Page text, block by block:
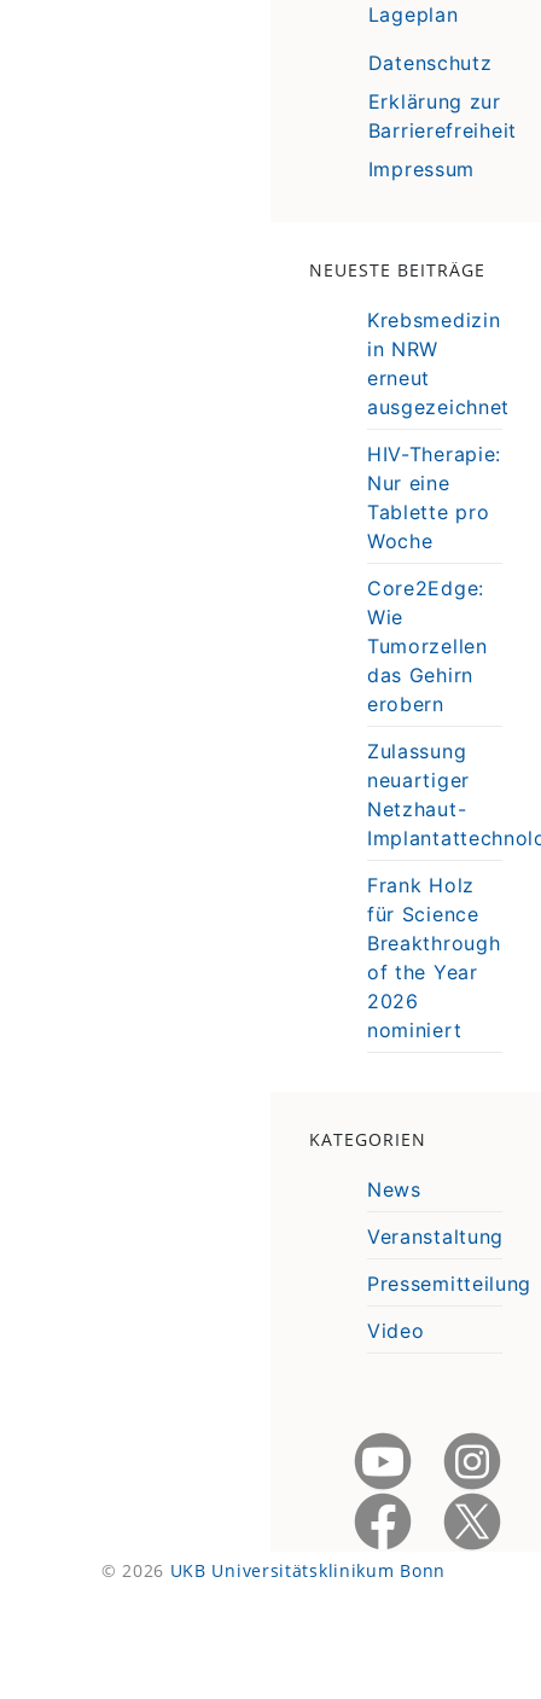
Lageplan
Datenschutz
Erklärung zur
Barrierefreiheit
Impressum
NEUESTE BEITRÄGE
Krebsmedizin
in NRW
erneut
ausgezeichnet
HIV-Therapie:
Nur eine
Tablette pro
Woche
Core2Edge:
Wie
Tumorzellen
das Gehirn
erobern
Zulassung
neuartiger
Netzhaut-
Frank Holz
für Science
Breakthrough
of the Year
2026
nominiert
KATEGORIEN
News
Veranstaltung
Pressemitteilung
Video
© 2026 UKB Universitätsklinikum Bonn